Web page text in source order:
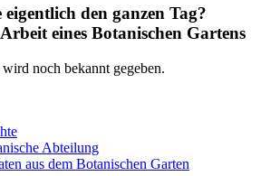
eigentlich den ganzen Tag?
eines Botanischen Gartens
noch bekannt gegeben.
Abteilung
aus dem Botanischen Garten